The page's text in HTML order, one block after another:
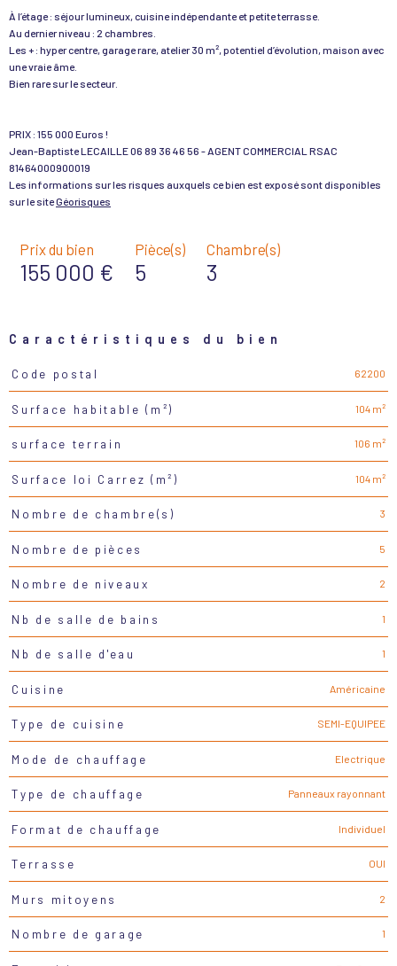
À l’étage : séjour lumineux, cuisine indépendante et petite terrasse.
Au dernier niveau : 2 chambres.
Les + : hyper centre, garage rare, atelier 30 m², potentiel d’évolution, maison avec
une vraie âme.
Bien rare sur le secteur.
PRIX : 155 000 Euros !
Jean-Baptiste LECAILLE 06 89 36 46 56 - AGENT COMMERCIAL RSAC
81464000900019
Les informations sur les risques auxquels ce bien est exposé sont disponibles
sur le siteGéorisques
Prix du bien
155 000 €
Pièce(s)
5
Chambre(s)
3
Caractéristiques du bien
Caractéristiques
Code postal 62200
Surface habitable (m²) 104 m²
surface terrain 106 m²
Surface loi Carrez (m²) 104 m²
Nombre de chambre(s) 3
Nombre de pièces 5
Nombre de niveaux 2
Nb de salle de bains 1
Nb de salle d'eau 1
Cuisine Américaine
Type de cuisine SEMI-EQUIPEE
Mode de chauffage Electrique
Type de chauffage Panneaux rayonnant
Format de chauffage Individuel
Terrasse OUI
Murs mitoyens 2
Nombre de garage 1